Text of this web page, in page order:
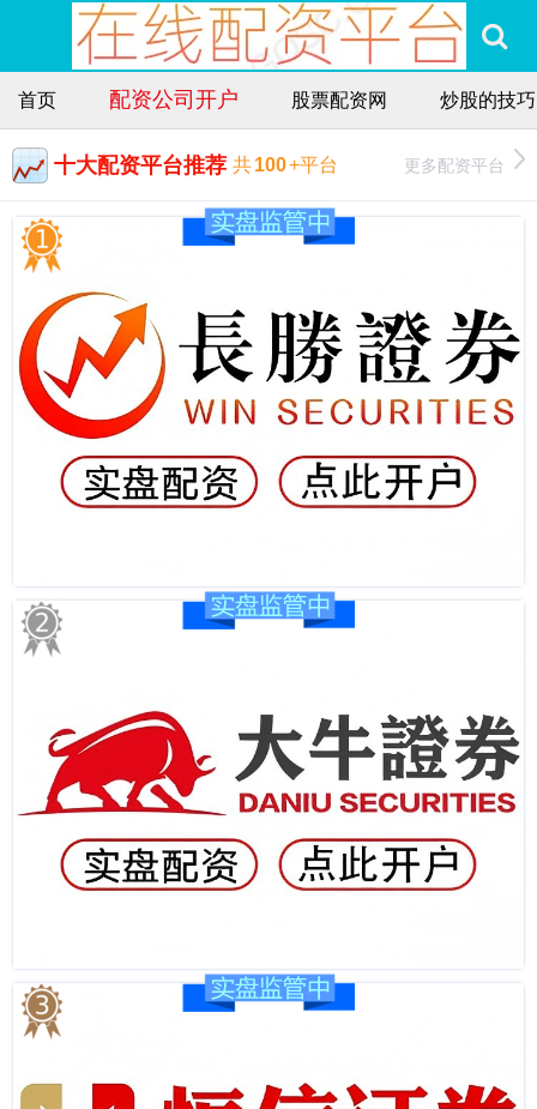
首页 配资公司开户 股票配资网 炒股的技巧
十大配资平台推荐 共100+平台 更多配资平台